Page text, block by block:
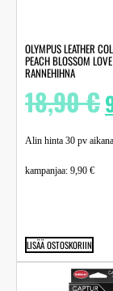
OLYMPUS LEATHER
PEACH BLOSSOM
RANNEHIHNA
18,90€
Alin hinta 30 pv
kampanjaa: 9,90 €
LISÄÄ OSTOSKORIIN